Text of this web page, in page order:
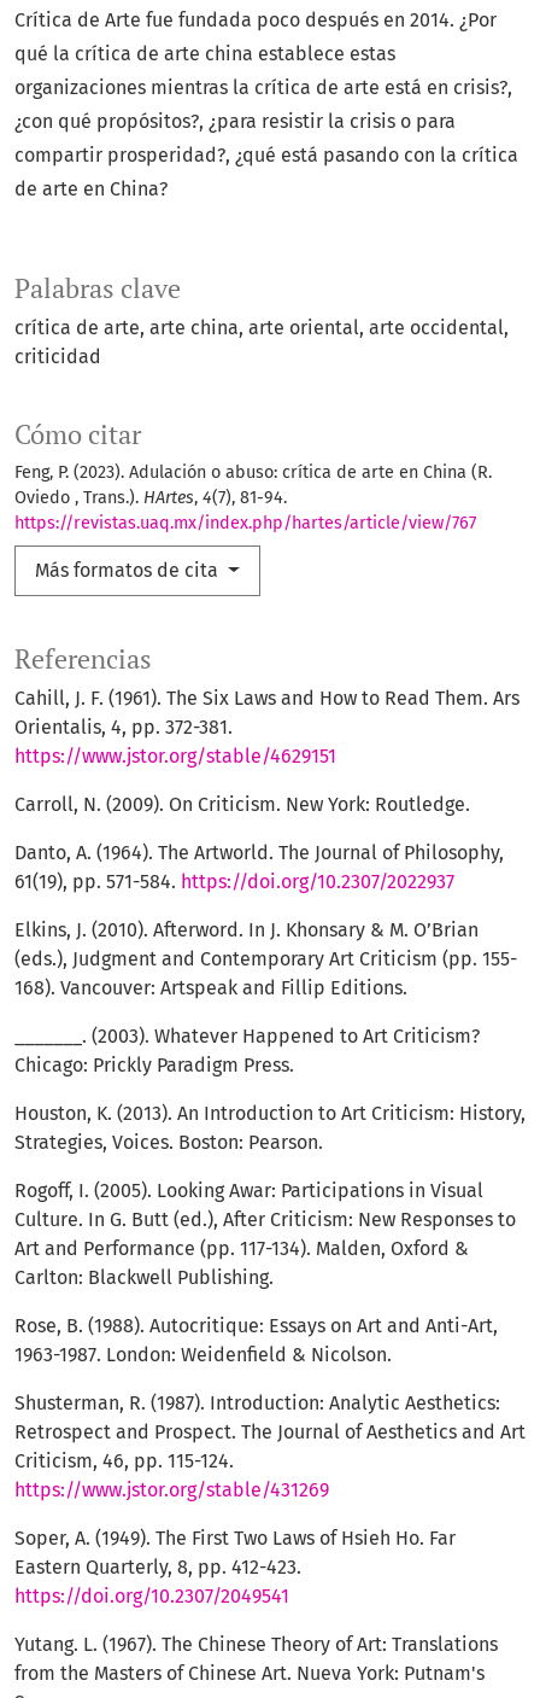
Palabras clave
crítica de arte arte china arte oriental arte occidental
criticidad
Cómo citar
Feng, P. (2023). Adulación o abuso: crítica de arte en China (R.
Oviedo , Trans.). HArtes, 4(7), 81-94.
https://revistas.uaq.mx/index.php/hartes/article/view/767
Más formatos de cita
Crítica de Arte fue fundada poco después en 2014. ¿Por
qué la crítica de arte china establece estas
organizaciones mientras la crítica de arte está en crisis?,
¿con qué propósitos?, ¿para resistir la crisis o para
compartir prosperidad?, ¿qué está pasando con la crítica
de arte en China?
Referencias
Cahill, J. F. (1961). The Six Laws and How to Read Them. Ars
Orientalis, 4, pp. 372-381.
https://www.jstor.org/stable/4629151
Carroll, N. (2009). On Criticism. New York: Routledge.
Danto, A. (1964). The Artworld. The Journal of Philosophy,
61(19), pp. 571-584. https://doi.org/10.2307/2022937
Elkins, J. (2010). Afterword. In J. Khonsary & M. O’Brian
(eds.), Judgment and Contemporary Art Criticism (pp. 155-
168). Vancouver: Artspeak and Fillip Editions.
_______. (2003). Whatever Happened to Art Criticism?
Chicago: Prickly Paradigm Press.
Houston, K. (2013). An Introduction to Art Criticism: History,
Strategies, Voices. Boston: Pearson.
Rogoff, I. (2005). Looking Awar: Participations in Visual
Culture. In G. Butt (ed.), After Criticism: New Responses to
Art and Performance (pp. 117-134). Malden, Oxford &
Carlton: Blackwell Publishing.
Rose, B. (1988). Autocritique: Essays on Art and Anti-Art,
1963-1987. London: Weidenfield & Nicolson.
Shusterman, R. (1987). Introduction: Analytic Aesthetics:
Retrospect and Prospect. The Journal of Aesthetics and Art
Criticism, 46, pp. 115-124.
https://www.jstor.org/stable/431269
Soper, A. (1949). The First Two Laws of Hsieh Ho. Far
Eastern Quarterly, 8, pp. 412-423.
https://doi.org/10.2307/2049541
Yutang. L. (1967). The Chinese Theory of Art: Translations
from the Masters of Chinese Art. Nueva York: Putnam's